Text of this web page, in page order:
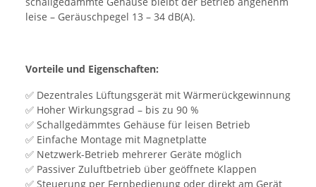
leise – Geräuschpegel 13 – 34 dB(A).
Vorteile und Eigenschaften:
✅ Dezentrales Lüftungsgerät mit Wärmerückgewinnung
✅ Hoher Wirkungsgrad – bis zu 90 %
✅ Schallgedämmtes Gehäuse für leisen Betrieb
✅ Einfache Montage mit Magnetplatte
✅ Netzwerk-Betrieb mehrerer Geräte möglich
✅ Passiver Zuluftbetrieb über geöffnete Klappen
✅ Steuerung per Fernbedienung oder direkt am Gerät